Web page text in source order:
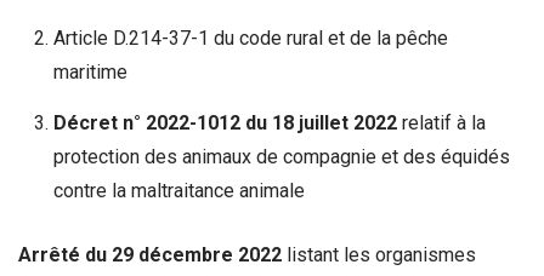
Article D.214-37-1 du code rural et de la pêche
maritime
Décret n° 2022-1012 du 18 juillet 2022relatif à la
protection des animaux de compagnie et des équidés
contre la maltraitance animale
Arrêté du 29 décembre 2022 listant les organismes